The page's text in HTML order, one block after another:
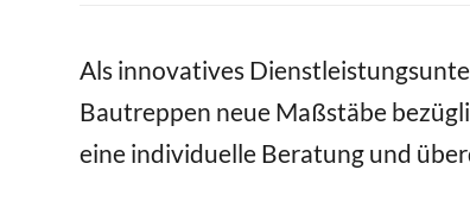
Als innovatives
Bautreppen neue Maßstäbe
eine individuelle Beratung und